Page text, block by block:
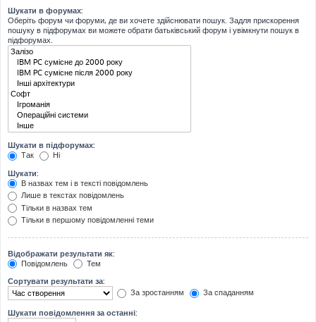
Шукати в форумах:
Оберіть форум чи форуми, де ви хочете здійснювати пошук. Задля прискорення
пошуку в підфорумах ви можете обрати батьківський форум і увімкнути пошук в
підфорумах.
Шукати в підфорумах:
Так
Ні
Шукати:
В назвах тем і в тексті повідомлень
Лише в текстах повідомлень
Тільки в назвах тем
Тільки в першому повідомленні теми
Відображати результати як:
Повідомлень
Тем
Сортувати результати за:
За зростанням
За спаданням
Шукати повідомлення за останні: